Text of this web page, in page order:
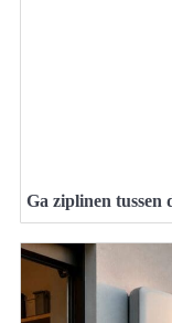
Ga ziplinen tussen